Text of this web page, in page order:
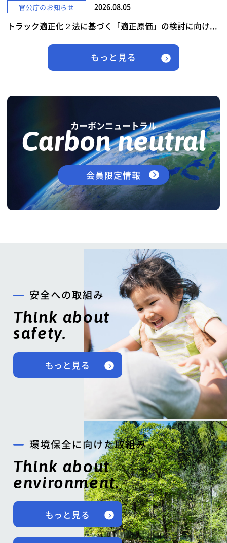
官公庁のお知らせ 2026.08.05
トラック適正化２法に基づく「適正原価」の検討に向け...
もっと見る
カーボンニュートラル
Carbon neutral
会員限定情報
安全への取組み
Think about
safety.
もっと見る
環境保全に向けた取組み
Think about
environment.
もっと見る